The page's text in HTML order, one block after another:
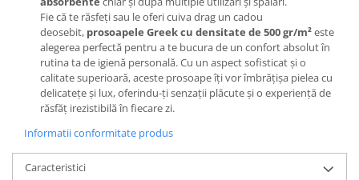
Fie că te răsfeți sau le oferi cuiva drag un cadou
deosebit, prosoapele Greek cu densitate de 500 gr/m²este
alegerea perfectă pentru a te bucura de un confort absolut în
rutina ta de igienă personală. Cu un aspect sofisticat și o
calitate superioară, aceste prosoape îți vor îmbrățișa pielea cu
delicatețe și lux, oferindu-ți senzații plăcute și o experiență de
răsfăț irezistibilă în fiecare zi.
Informatii conformitate produs
Caracteristici